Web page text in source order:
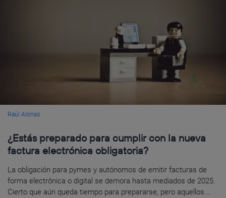
Raúl Alonso
¿Estás preparado para cumplir con la nueva
factura electrónica obligatoria?
La obligación para pymes y autónomos de emitir facturas de
forma electrónica o digital se demora hasta mediados de 2025.
Cierto que aún queda tiempo para prepararse, pero aquellos...